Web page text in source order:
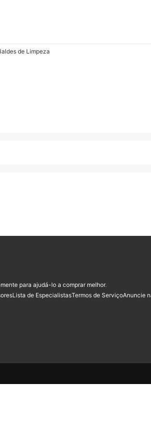
de Limpeza
para ajudá-lo a comprar melhor.
Lista de EspecialistasTermos de ServiçoAnuncie